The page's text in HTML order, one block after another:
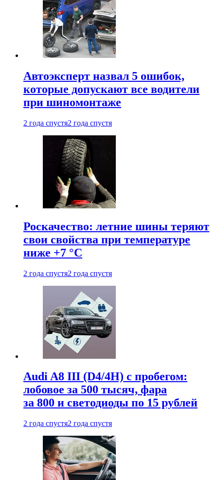
Автоэксперт назвал 5 ошибок,
которые допускают все водители
при шиномонтаже
2 года спустя2 года спустя
Роскачество: летние шины теряют
свои свойства при температуре
ниже +7 °C
2 года спустя2 года спустя
Audi A8 III (D4/4H) c пробегом:
лобовое за 500 тысяч, фара
за 800 и светодиоды по 15 рублей
2 года спустя2 года спустя